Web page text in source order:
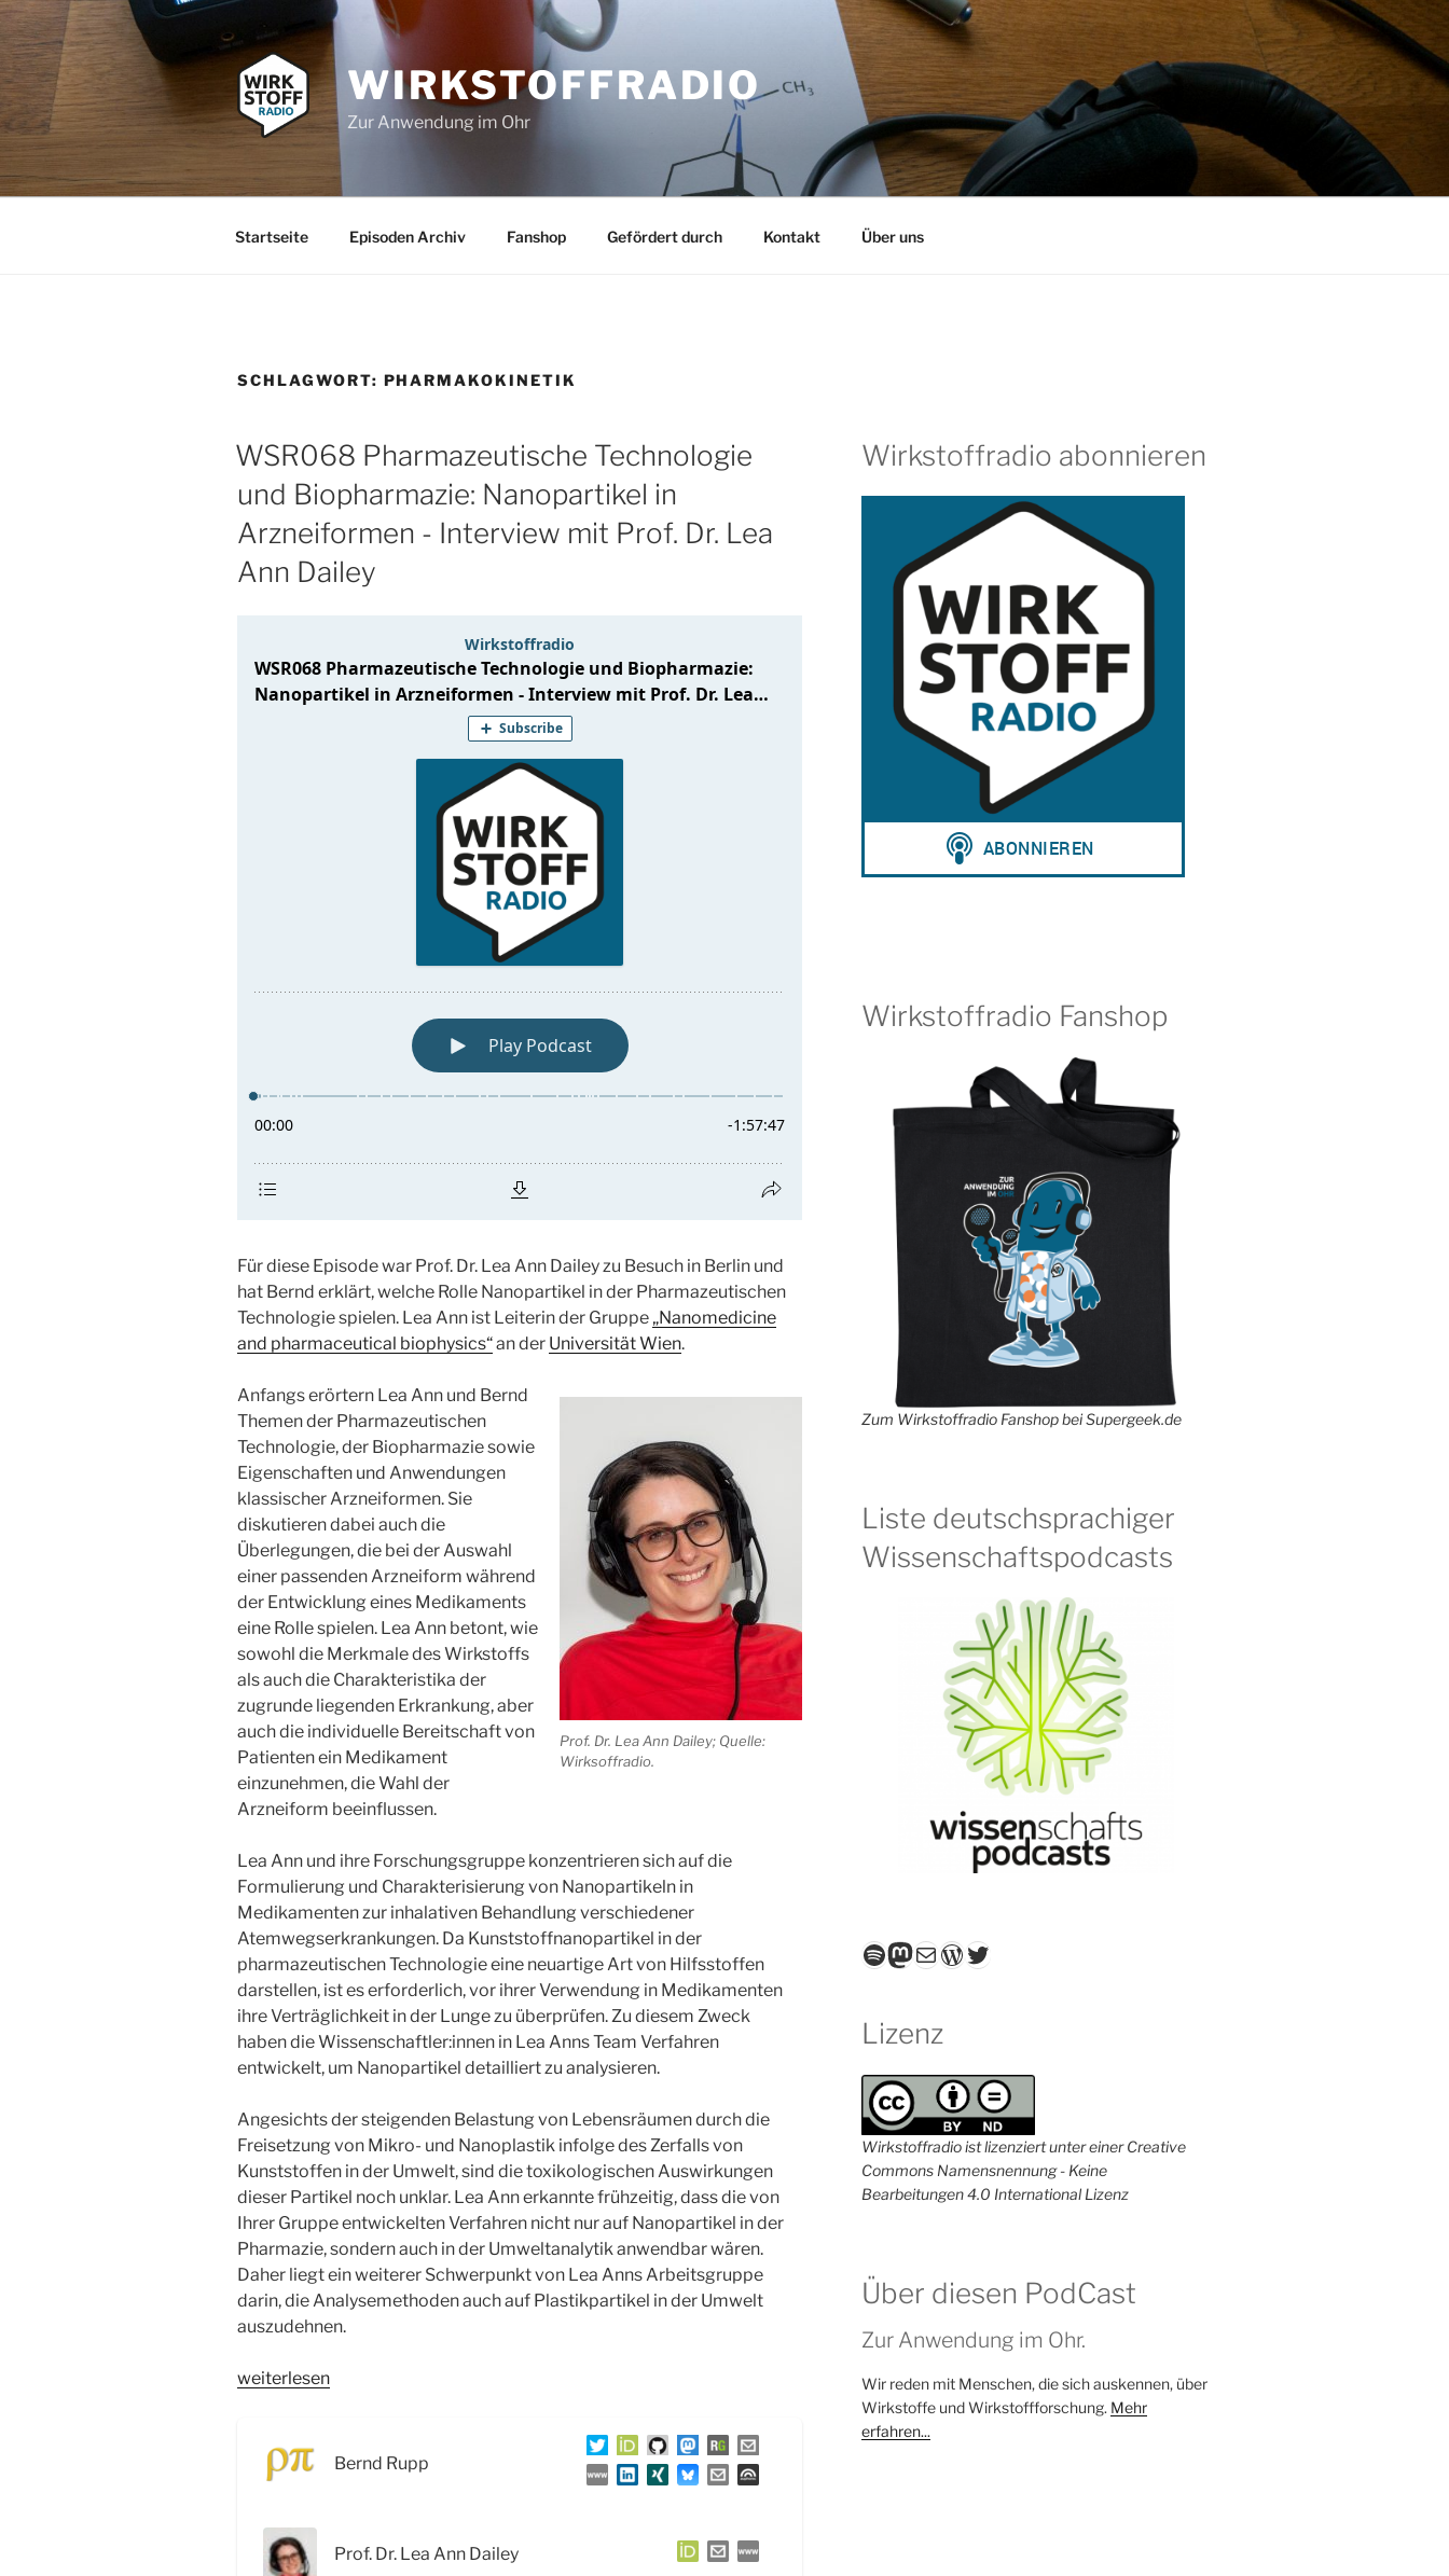
Zum
Inhalt
springen
WIRKSTOFFRADIO
Zur Anwendung im Ohr
Startseite Episoden Archiv Fanshop Gefördert durch Kontakt Über uns
SCHLAGWORT: PHARMAKOKINETIK
WSR068 Pharmazeutische Technologie
und Biopharmazie: Nanopartikel in
Arzneiformen - Interview mit Prof. Dr. Lea
Ann Dailey
Für diese Episode war Prof. Dr. Lea Ann Dailey zu Besuch in Berlin und
hat Bernd erklärt, welche Rolle Nanopartikel in der Pharmazeutischen
Technologie spielen. Lea Ann ist Leiterin der Gruppe „Nanomedicine
and pharmaceutical biophysics“an der Universität Wien.
Prof. Dr. Lea Ann Dailey; Quelle:
Wirksoffradio.
Anfangs erörtern Lea Ann und Bernd
Themen der Pharmazeutischen
Technologie, der Biopharmazie sowie
Eigenschaften und Anwendungen
klassischer Arzneiformen. Sie
diskutieren dabei auch die
Überlegungen, die bei der Auswahl
einer passenden Arzneiform während
der Entwicklung eines Medikaments
eine Rolle spielen. Lea Ann betont, wie
sowohl die Merkmale des Wirkstoffs
als auch die Charakteristika der
zugrunde liegenden Erkrankung, aber
auch die individuelle Bereitschaft von
Patienten ein Medikament
einzunehmen, die Wahl der
Arzneiform beeinflussen.
Lea Ann und ihre Forschungsgruppe konzentrieren sich auf die
Formulierung und Charakterisierung von Nanopartikeln in
Medikamenten zur inhalativen Behandlung verschiedener
Atemwegserkrankungen. Da Kunststoffnanopartikel in der
pharmazeutischen Technologie eine neuartige Art von Hilfsstoffen
darstellen, ist es erforderlich, vor ihrer Verwendung in Medikamenten
ihre Verträglichkeit in der Lunge zu überprüfen. Zu diesem Zweck
haben die Wissenschaftler:innen in Lea Anns Team Verfahren
entwickelt, um Nanopartikel detailliert zu analysieren.
Angesichts der steigenden Belastung von Lebensräumen durch die
Freisetzung von Mikro- und Nanoplastik infolge des Zerfalls von
Kunststoffen in der Umwelt, sind die toxikologischen Auswirkungen
dieser Partikel noch unklar. Lea Ann erkannte frühzeitig, dass die von
Ihrer Gruppe entwickelten Verfahren nicht nur auf Nanopartikel in der
Pharmazie, sondern auch in der Umweltanalytik anwendbar wären.
Daher liegt ein weiterer Schwerpunkt von Lea Anns Arbeitsgruppe
darin, die Analysemethoden auch auf Plastikpartikel in der Umwelt
auszudehnen.
„WSR068
Biopharmazie:
Arzneiformen
weiterlesen
Bernd Rupp
Prof. Dr. Lea Ann Dailey
Wirkstoffradio abonnieren
Wirkstoffradio Fanshop
Zum Wirkstoffradio Fanshop bei Supergeek.de
Liste deutschsprachiger
Wissenschaftspodcasts
Spotify
Mastodon
E-MailWordPress
Twitter
Lizenz
Wirkstoffradio ist lizenziert unter einer Creative
Commons Namensnennung - Keine
Bearbeitungen 4.0 International Lizenz
Über diesen PodCast
Zur Anwendung im Ohr.
Wir reden mit Menschen, die sich auskennen, über
Wirkstoffe und Wirkstoffforschung. Mehr
erfahren...